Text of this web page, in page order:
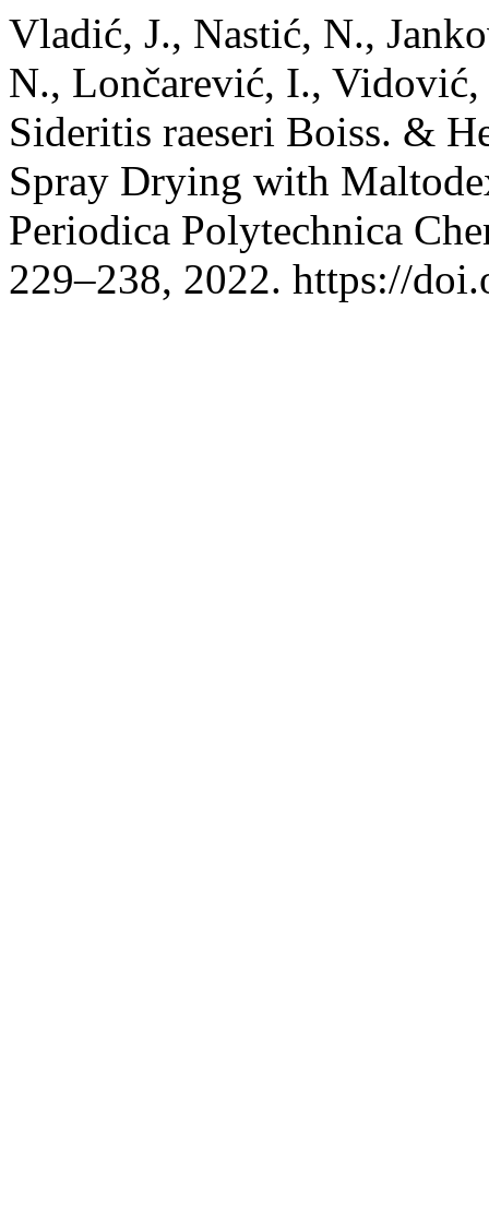
Vladić, J., Nastić, N.,
N., Lončarević, I.,
Sideritis raeseri Boiss. &
Spray Drying with
Periodica Polytechnica
229–238, 2022. https://